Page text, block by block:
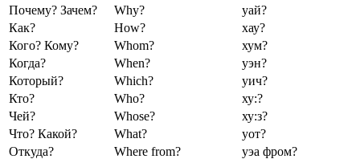
Почему? Зачем?
Why?
уай?
Как?
How?
хау?
Кого? Кому?
Whom?
хум?
Когда?
When?
уэн?
Который?
Which?
уич?
Кто?
Who?
ху:?
Чей?
Whose?
ху:з?
Что? Какой?
What?
уот?
Откуда?
Where from?
уэа фром?